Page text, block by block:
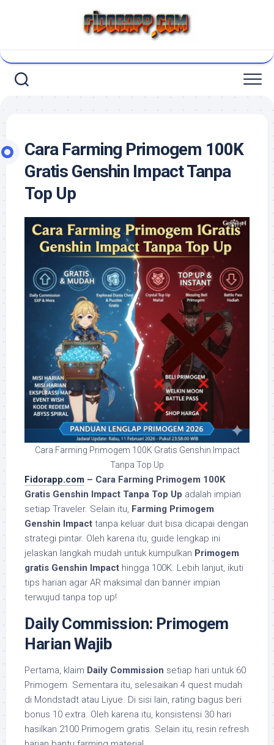
Cara Farming Primogem 100K
Gratis Genshin Impact Tanpa
Top Up
Cara Farming Primogem 100K Gratis Genshin Impact
Tanpa Top Up
Fidorapp.com – Cara Farming Primogem 100K
Gratis Genshin Impact Tanpa Top Up adalah impian
setiap Traveler. Selain itu, Farming Primogem
Genshin Impact tanpa keluar duit bisa dicapai dengan
strategi pintar. Oleh karena itu, guide lengkap ini
jelaskan langkah mudah untuk kumpulkan Primogem
gratis Genshin Impact hingga 100K. Lebih lanjut, ikuti
tips harian agar AR maksimal dan banner impian
terwujud tanpa top up!
Daily Commission: Primogem
Harian Wajib
Pertama, klaim Daily Commission setiap hari untuk 60
Primogem. Sementara itu, selesaikan 4 quest mudah
di Mondstadt atau Liyue. Di sisi lain, rating bagus beri
bonus 10 extra. Oleh karena itu, konsistensi 30 hari
hasilkan 2100 Primogem gratis. Selain itu, resin refresh